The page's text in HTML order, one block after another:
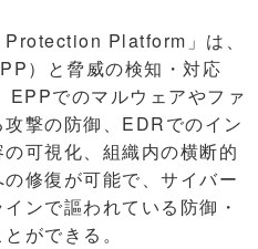
Platform」は、
）と脅威の検知・対応
EPPでのマルウェアやファ
撃の防御、EDRでのイン
可視化、組織内の横断的
修復が可能で、サイバー
ンで謳われている防御・
ができる。